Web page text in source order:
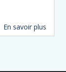
En savoir plus